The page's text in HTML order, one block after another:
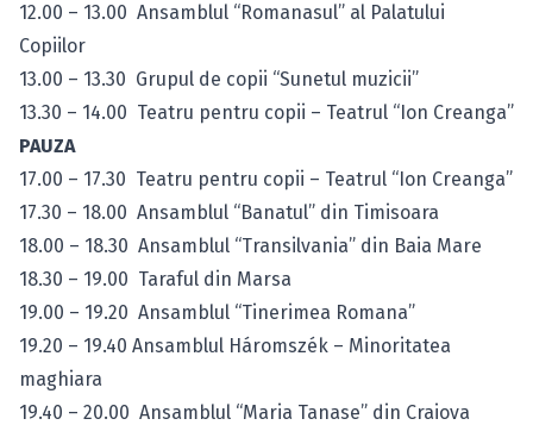
12.00 – 13.00 Ansamblul “Romanasul” al Palatului
Copiilor
13.00 – 13.30 Grupul de copii “Sunetul muzicii”
13.30 – 14.00 Teatru pentru copii – Teatrul “Ion Creanga”
PAUZA
17.00 – 17.30 Teatru pentru copii – Teatrul “Ion Creanga”
17.30 – 18.00 Ansamblul “Banatul” din Timisoara
18.00 – 18.30 Ansamblul “Transilvania” din Baia Mare
18.30 – 19.00 Taraful din Marsa
19.00 – 19.20 Ansamblul “Tinerimea Romana”
19.20 – 19.40 Ansamblul Háromszék – Minoritatea
maghiara
19.40 – 20.00 Ansamblul “Maria Tanase” din Craiova